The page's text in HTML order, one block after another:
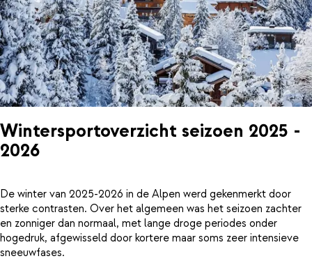
Wintersportoverzicht seizoen 2025 -
2026
De winter van 2025-2026 in de Alpen werd gekenmerkt door
sterke contrasten. Over het algemeen was het seizoen zachter
en zonniger dan normaal, met lange droge periodes onder
hogedruk, afgewisseld door kortere maar soms zeer intensieve
sneeuwfases.